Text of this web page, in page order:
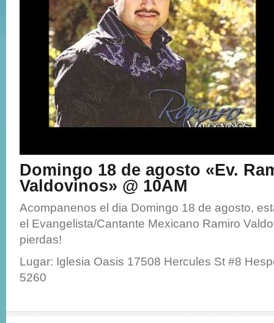
Domingo 18 de agosto «Ev.
Valdovinos» @ 10AM
Acompanenos el dia Domingo 18 de agosto,
el Evangelista/Cantante Mexicano Ramiro
pierdas!
Lugar: Iglesia Oasis 17508 Hercules St #8
5260